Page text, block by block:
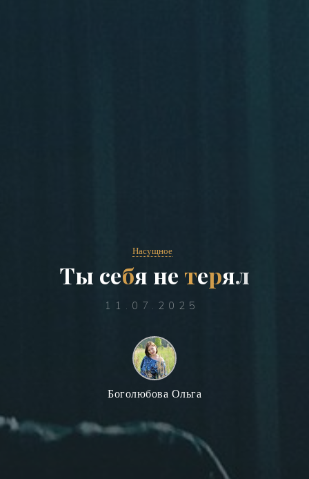
Насущное
Ты себя не терял
11.07.2025
Боголюбова Ольга